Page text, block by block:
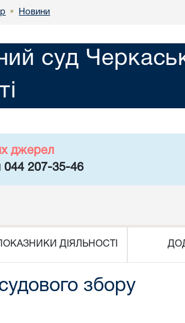
• Новини
суд
джерел
044 207-35-46
ПОКАЗНИКИ ДІЯЛЬНОСТІ
збору